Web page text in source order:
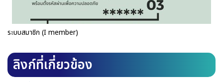
ระบบสมาชิก (I member)
ลิงก์ที่เกี่ยวข้อง